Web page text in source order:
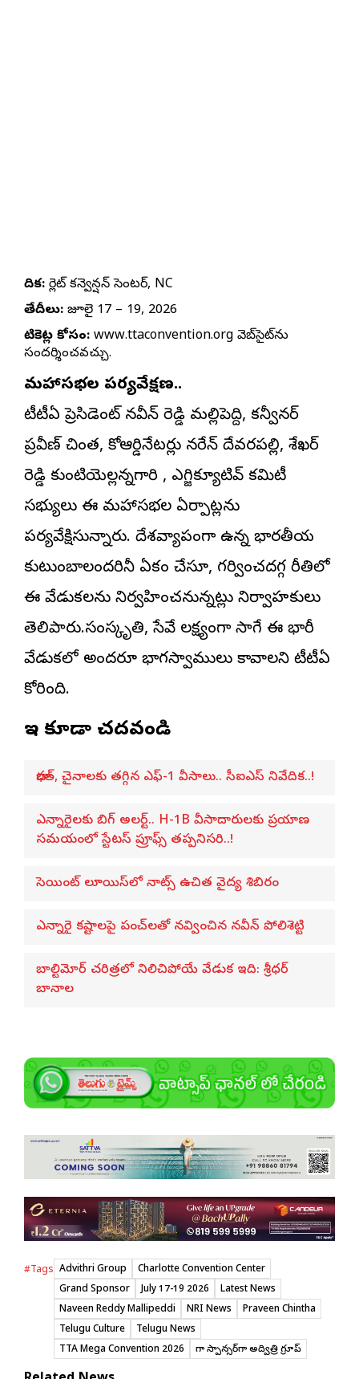
వేదిక: షార్లెట్ కన్వెన్షన్ సెంటర్, NC
తేదీలు: జూలై 17 – 19, 2026
టికెట్ల కోసం: www.ttaconvention.org వెబ్‌సైట్‌ను
సందర్శించవచ్చు.
మహాసభల పర్యవేక్షణ..
టీటీఏ ప్రెసిడెంట్ నవీన్ రెడ్డి మల్లిపెద్ది, కన్వీనర్
ప్రవీణ్ చింత, కోఆర్డినేటర్లు నరేన్ దేవరపల్లి, శేఖర్
రెడ్డి కుంటియెల్లన్నగారి , ఎగ్జిక్యూటివ్ కమిటీ
సభ్యులు ఈ మహాసభల ఏర్పాట్లను
పర్యవేక్షిస్తున్నారు. దేశవ్యాప్తంగా ఉన్న భారతీయ
కుటుంబాలందరినీ ఏకం చేస్తూ, గర్వించదగ్గ రీతిలో
ఈ వేడుకలను నిర్వహించనున్నట్లు నిర్వాహకులు
తెలిపారు.సంస్కృతి, సేవే లక్ష్యంగా సాగే ఈ భారీ
వేడుకలో అందరూ భాగస్వాములు కావాలని టీటీఏ
కోరింది.
ఇవి కూడా చదవండి
భారత్, చైనాలకు తగ్గిన ఎఫ్-1 వీసాలు.. సీఐఎస్ నివేదిక..!
ఎన్నారైలకు బిగ్ అలర్ట్.. H-1B వీసాదారులకు ప్రయాణ
సమయంలో స్టేటస్ ప్రూఫ్స్ తప్పనిసరి..!
సెయింట్ లూయిస్‌లో నాట్స్ ఉచిత వైద్య శిబిరం
ఎన్నారై కష్టాలపై పంచ్‌లతో నవ్వించిన నవీన్ పోలిశెట్టి
బాల్టిమోర్ చరిత్రలో నిలిచిపోయే వేడుక ఇది: శ్రీధర్
బానాల
#Tags Advithri Group
Charlotte Convention Center
Grand Sponsor
July 17-19 2026
Latest News
Naveen Reddy Mallipeddi
NRI News
Praveen Chintha
Telugu Culture
Telugu News
TTA Mega Convention 2026
మెగా స్పాన్సర్‌గా అద్విత్రి గ్రూప్